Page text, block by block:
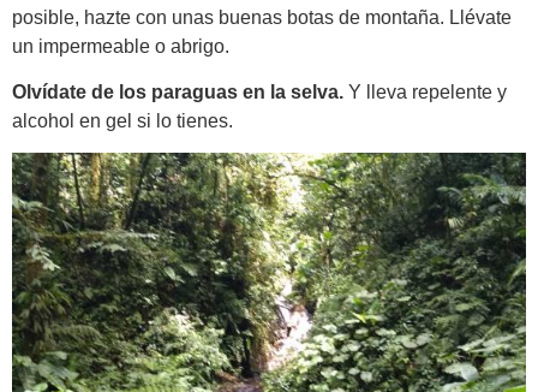
posible, hazte con unas buenas botas de montaña. Llévate
un impermeable o abrigo.
Olvídate de los paraguas en la selva. Y lleva repelente y
alcohol en gel si lo tienes.